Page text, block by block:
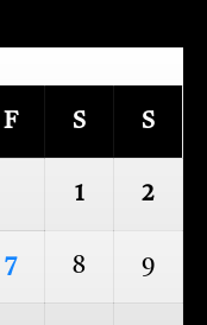
F S S
1 2
7 8 9